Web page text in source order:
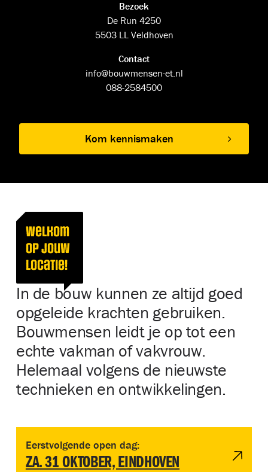
Bezoek
De Run 4250
5503 LL Veldhoven
Contact
info@bouwmensen-et.nl
088-2584500
Kom kennismaken
In de bouw kunnen ze altijd goed
opgeleide krachten gebruiken.
Bouwmensen leidt je op tot een
echte vakman of vakvrouw.
Helemaal volgens de nieuwste
technieken en ontwikkelingen.
Welkom
op jouw
locatie!
Eerstvolgende open dag:
ZA. 31 OKTOBER, EINDHOVEN